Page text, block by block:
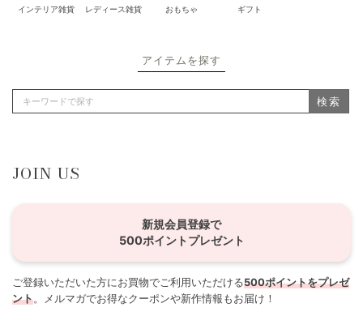
インテリア雑貨 レディース雑貨 おもちゃ ギフト
アイテムを探す
検索
JOIN US
新規会員登録で
500ポイントプレゼント
ご登録いただいた方にお買物でご利用いただける500ポイントをプレゼ
ント。メルマガでお得なクーポンや新作情報もお届け！